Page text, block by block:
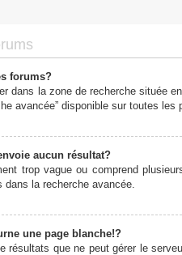
forums?
dans la zone de recherche située
avancée” disponible sur toutes
aucun résultat?
trop vague ou comprend
la recherche avancée.
une page blanche!?
résultats que ne peut gérer le